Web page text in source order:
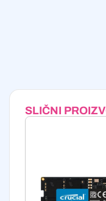
SLIČNI